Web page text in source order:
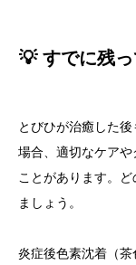
💡 すでに残
とびひが治癒した
場合、適切なケア
ことがあります。
ましょう。
炎症後色素沈着（